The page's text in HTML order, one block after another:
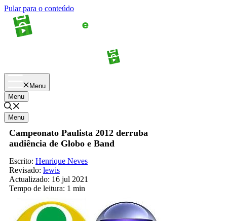
Pular para o conteúdo
Menu
Menu
Menu
Campeonato Paulista 2012 derruba
audiência de Globo e Band
Escrito: Henrique Neves
Revisado: lewis
Actualizado: 16 jul 2021
Tempo de leitura: 1 min